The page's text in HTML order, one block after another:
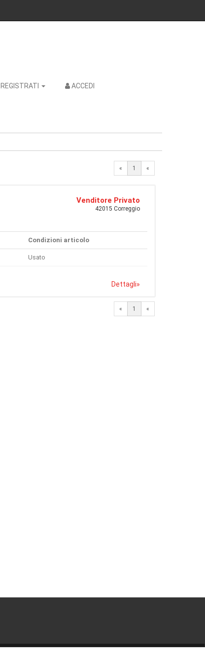
REGISTRATI ACCEDI
« 1 «
Venditore Privato
42015 Correggio
Condizioni articolo
Usato
Dettagli»
« 1 «